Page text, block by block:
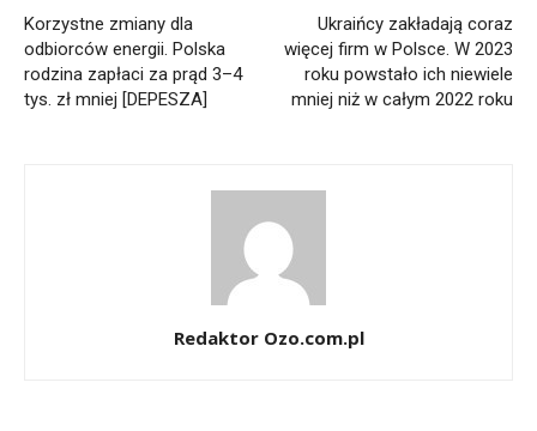
Korzystne zmiany dla
odbiorców energii. Polska
rodzina zapłaci za prąd 3–4
tys. zł mniej [DEPESZA]
Ukraińcy zakładają coraz
więcej firm w Polsce. W 2023
roku powstało ich niewiele
mniej niż w całym 2022 roku
Redaktor Ozo.com.pl